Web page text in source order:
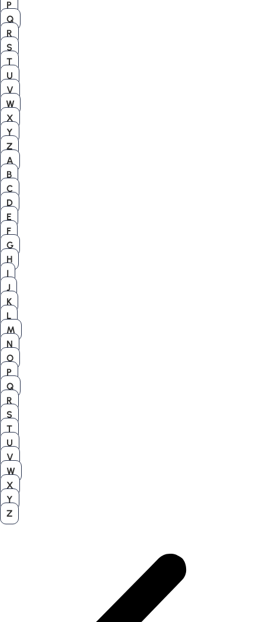
P
Q
R
S
T
U
V
W
X
Y
Z
A
B
C
D
E
F
G
H
I
J
K
L
M
N
O
P
Q
R
S
T
U
V
W
X
Y
Z